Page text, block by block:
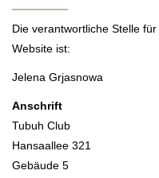
Die verantwortliche Stelle
Website ist:
Jelena Grjasnowa
Anschrift
Tubuh Club
Hansaallee 321
Gebäude 5